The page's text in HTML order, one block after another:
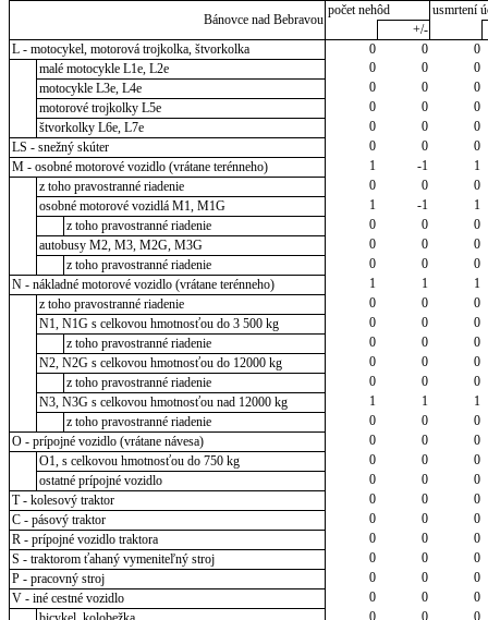
Bánovce nad Bebravou
počet nehôd
usmrtení
+/-
L - motocykel, motorová trojkolka, štvorkolka
0 0
0
malé motocykle L1e, L2e
0 0
0
motocykle L3e, L4e
0 0
0
motorové trojkolky L5e
0 0
0
štvorkolky L6e, L7e
0 0
0
LS - snežný skúter
0 0
0
M - osobné motorové vozidlo (vrátane terénneho)
1 -1
1
z toho pravostranné riadenie
0 0
0
osobné motorové vozidlá M1, M1G
1 -1
1
z toho pravostranné riadenie
0 0
0
autobusy M2, M3, M2G, M3G
0 0
0
z toho pravostranné riadenie
0 0
0
N - nákladné motorové vozidlo (vrátane terénneho)
1 1
1
z toho pravostranné riadenie
0 0
0
N1, N1G s celkovou hmotnosťou do 3 500 kg
0 0
0
z toho pravostranné riadenie
0 0
0
N2, N2G s celkovou hmotnosťou do 12000 kg
0 0
0
z toho pravostranné riadenie
0 0
0
N3, N3G s celkovou hmotnosťou nad 12000 kg
1 1
1
z toho pravostranné riadenie
0 0
0
O - prípojné vozidlo (vrátane návesa)
0 0
0
O1, s celkovou hmotnosťou do 750 kg
0 0
0
ostatné prípojné vozidlo
0 0
0
T - kolesový traktor
0 0
0
C - pásový traktor
0 0
0
R - prípojné vozidlo traktora
0 0
0
S - traktorom ťahaný vymeniteľný stroj
0 0
0
P - pracovný stroj
0 0
0
V - iné cestné vozidlo
0 0
0
0 0
0